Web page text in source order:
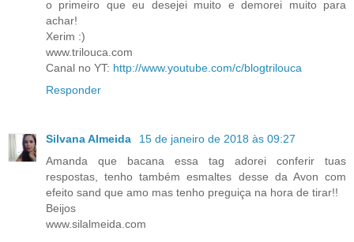
o primeiro que eu desejei muito e demorei muito para
achar!
Xerim :)
www.trilouca.com
Canal no YT: http://www.youtube.com/c/blogtrilouca
Responder
Silvana Almeida
15 de janeiro de 2018 às 09:27
Amanda que bacana essa tag adorei conferir tuas
respostas, tenho também esmaltes desse da Avon com
efeito sand que amo mas tenho preguiça na hora de tirar!!
Beijos
www.silalmeida.com